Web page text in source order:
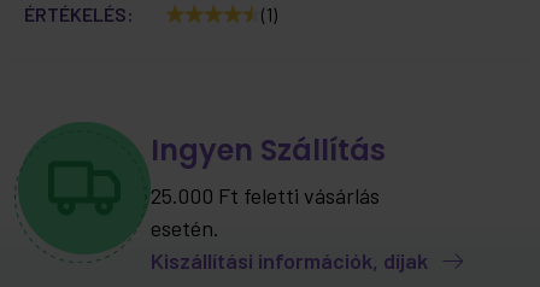
ÉRTÉKELÉS: (1)
Ingyen Szállítás
25.000 Ft feletti vásárlás
esetén.
Kiszállítási információk, díjak